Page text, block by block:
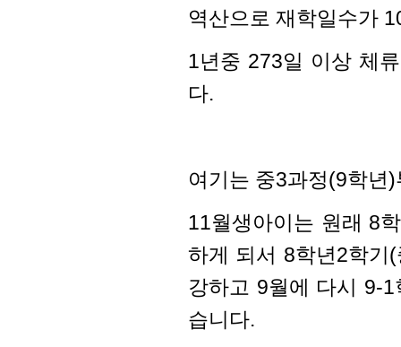
역산으로 재학일수가
1년중 273일 이상 체
다.
여기는 중3과정(9학년
11월생아이는 원래 8
하게 되서 8학년2학기
강하고 9월에 다시 9-
습니다.